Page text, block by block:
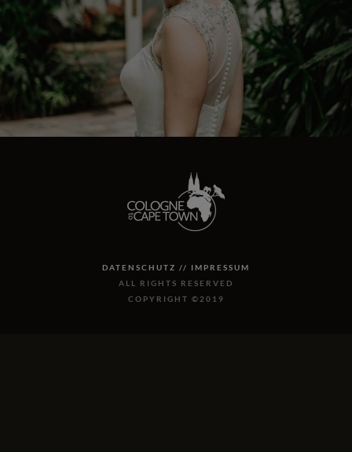
DATENSCHUTZ // IMPRESSUM
ALL RIGHTS RESERVED
COPYRIGHT ©2019